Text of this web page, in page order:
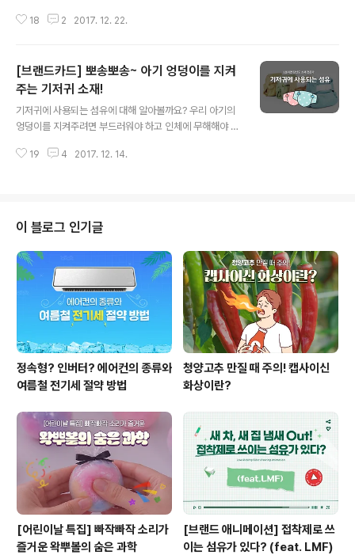
마전 발생한 인천 화재사고에서 본인의 마스크를 벗어 부
명을 데리고 올라오는 도중 호흡곤란을 보이는 근로자에게
본인이 쓰고 있던 소방대원용 마스크를 씌워줬다고 하네
요. 자칫 본인까지 위험에 빠질 수 있는 상황에서 빠른 판단
과 희생정신이 한 생명을 살린 셈이지요~ 검은 연기를 너
무 마신 탓에 이들을 데리고 나온 후 소방관은 바로 쓰려졌
지만 현재는 회복하고 큰 부상은 없다고 하니 정말 다행이
18 2 2017. 12. 22.
[브랜드카드] 뽀송뽀송~ 아기 엉덩이를 지켜
주는 기저귀 소재!
기저귀에 사용되는 섬유에 대해 알아볼까요? 우리 아기의
엉덩이를 지켜주려면 부드러워야 하고 인체에 무해해야 하
재용 소재는 어떤 특징이 있는지 알려드립니다. * 이 콘텐
19 4 2017. 12. 14.
이 블로그 인기글
정속형? 인버터? 에어컨의 종류와
여름철 전기세 절약 방법
청양고추 만질 때 주의! 캡사이신
화상이란?
[어린이날 특집] 빠작빠작 소리가
즐거운 왁뿌볼의 숨은 과학
[브랜드 애니메이션] 접착제로 쓰
이는 섬유가 있다? (feat. LMF)